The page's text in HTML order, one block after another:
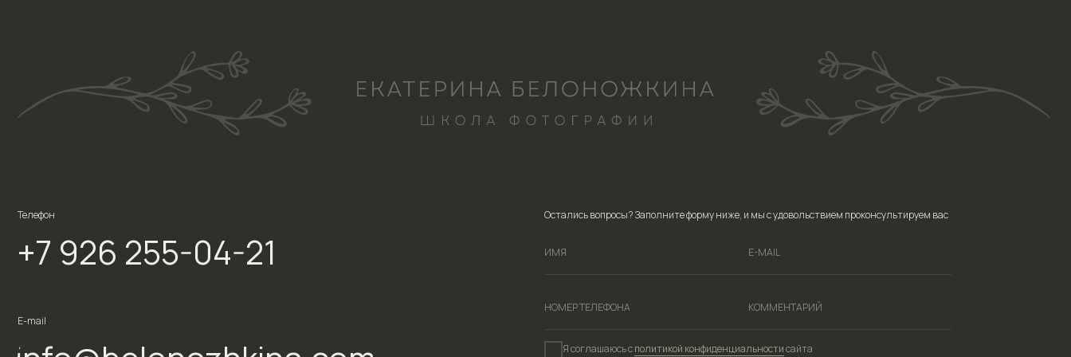
Соцсети
info@belonozhkina.com
Остались вопросы? Заполните форму ниже, и мы с удовольствием проконсультируем вас
+7 926 255-04-21
Я ознакомлен ссогласием на обработку персональных данных
Я ознакомлен с согласием на информационно-рекламную рассылку